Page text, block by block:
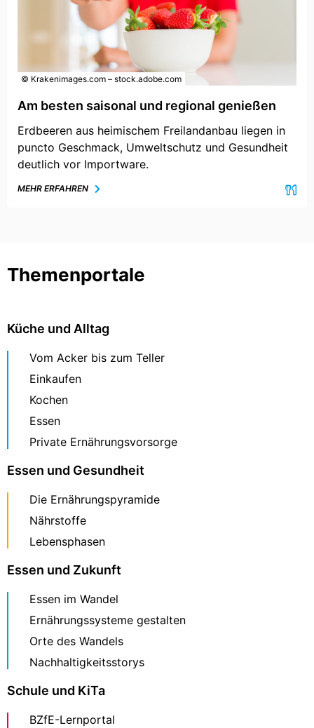
© Krakenimages.com – stock.adobe.com
Am besten saisonal und regional genießen
Erdbeeren aus heimischem Freilandanbau liegen in
puncto Geschmack, Umweltschutz und Gesundheit
deutlich vor Importware.
MEHR ERFAHREN
Themenportale
Küche und Alltag
Vom Acker bis zum Teller
Einkaufen
Kochen
Essen
Private Ernährungsvorsorge
Essen und Gesundheit
Die Ernährungspyramide
Nährstoffe
Lebensphasen
Essen und Zukunft
Essen im Wandel
Ernährungssysteme gestalten
Orte des Wandels
Nachhaltigkeitsstorys
Schule und KiTa
BZfE-Lernportal